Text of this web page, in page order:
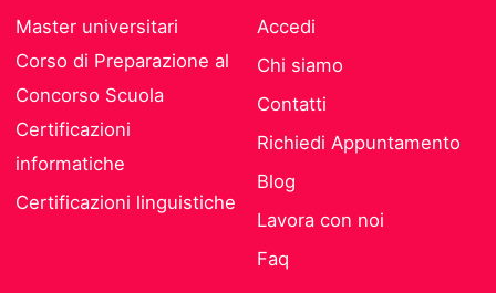
Master universitari
Corso di Preparazione al
Concorso Scuola
Certificazioni
informatiche
Certificazioni linguistiche
Accedi
Chi siamo
Contatti
Richiedi Appuntamento
Blog
Lavora con noi
Faq